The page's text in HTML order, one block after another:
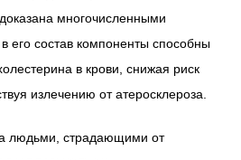
многочисленными
его состав компоненты способны
в крови, снижая риск
излечению от атеросклероза.
людьми, страдающими от